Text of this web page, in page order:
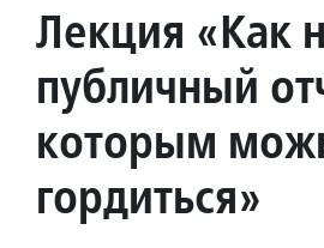
Лекция «Как
публичный
которым
гордиться»